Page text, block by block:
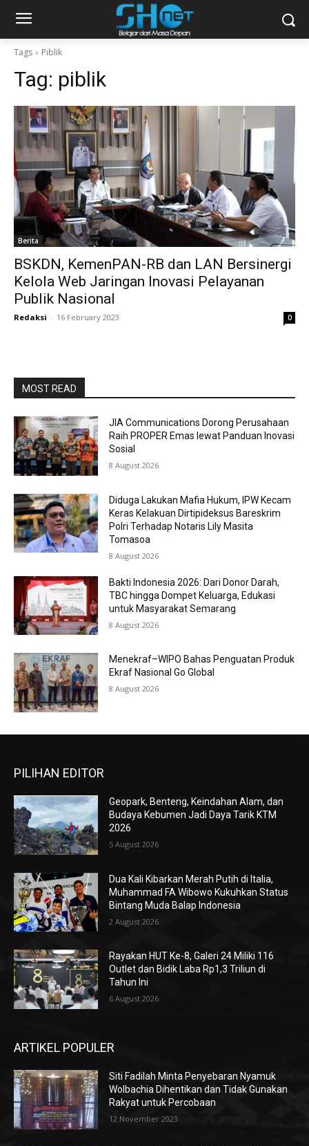
Tags Piblik
Tag: piblik
Berita
BSKDN, KemenPAN-RB dan LAN Bersinergi
Kelola Web Jaringan Inovasi Pelayanan
Publik Nasional
Redaksi - 16 February 2023 0
MOST READ
JIA Communications Dorong Perusahaan
Raih PROPER Emas lewat Panduan Inovasi
Sosial
8 August 2026
Diduga Lakukan Mafia Hukum, IPW Kecam
Keras Kelakuan Dirtipideksus Bareskrim
Polri Terhadap Notaris Lily Masita
Tomasoa
8 August 2026
Bakti Indonesia 2026: Dari Donor Darah,
TBC hingga Dompet Keluarga, Edukasi
untuk Masyarakat Semarang
8 August 2026
Menekraf–WIPO Bahas Penguatan Produk
Ekraf Nasional Go Global
8 August 2026
PILIHAN EDITOR
Geopark, Benteng, Keindahan Alam, dan
Budaya Kebumen Jadi Daya Tarik KTM
2026
5 August 2026
Dua Kali Kibarkan Merah Putih di Italia,
Muhammad FA Wibowo Kukuhkan Status
Bintang Muda Balap Indonesia
2 August 2026
Rayakan HUT Ke-8, Galeri 24 Miliki 116
Outlet dan Bidik Laba Rp1,3 Triliun di
Tahun Ini
6 August 2026
ARTIKEL POPULER
Siti Fadilah Minta Penyebaran Nyamuk
Wolbachia Dihentikan dan Tidak Gunakan
Rakyat untuk Percobaan
12 November 2023